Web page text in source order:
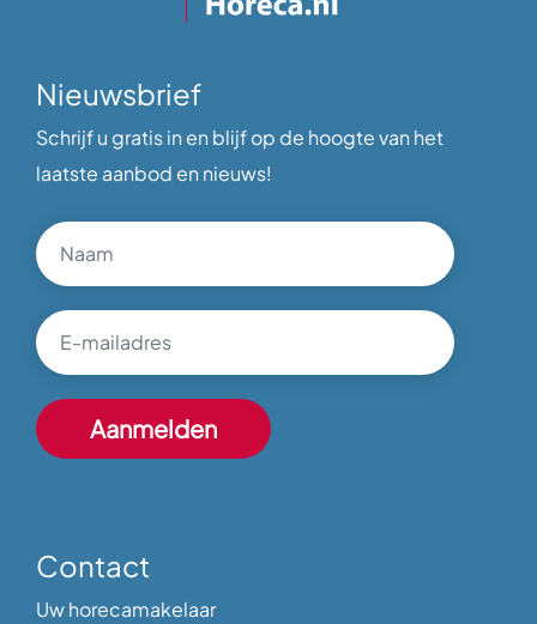
Nieuwsbrief
Schrijf u gratis in en blijf op de hoogte van het
laatste aanbod en nieuws!
Contact
Uw horecamakelaar